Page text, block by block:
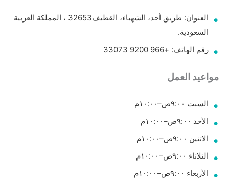
العنوان: طريق أحد، الشهباء، القطيف‎ 32653، المملكة العربية
السعودية.
رقم الهاتف: +966 9200 33073
مواعيد العمل
السبت ٩:٠٠ص–١٠:٠٠م
الأحد ٩:٠٠ص–١٠:٠٠م
الاثنين ٩:٠٠ص–١٠:٠٠م
الثلاثاء ٩:٠٠ص–١٠:٠٠م
الأربعاء ٩:٠٠ص–١٠:٠٠م